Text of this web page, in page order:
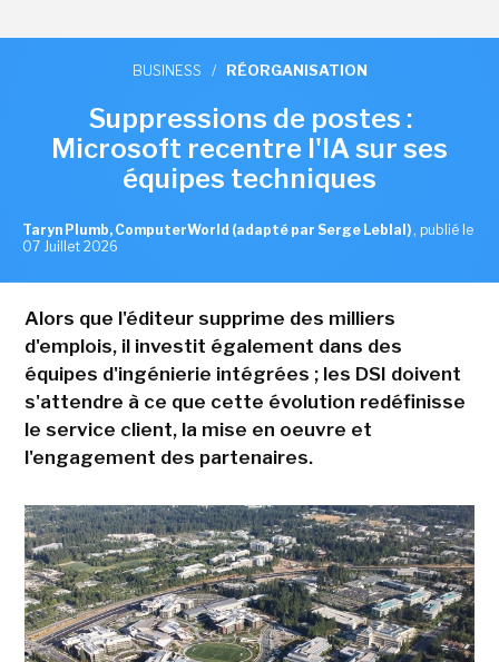
BUSINESS / RÉORGANISATION
Suppressions de postes :
Microsoft recentre l'IA sur ses
équipes techniques
Taryn Plumb, ComputerWorld (adapté par Serge Leblal) , publié le
07 Juillet 2026
Alors que l'éditeur supprime des milliers
d'emplois, il investit également dans des
équipes d'ingénierie intégrées ; les DSI doivent
s'attendre à ce que cette évolution redéfinisse
le service client, la mise en oeuvre et
l'engagement des partenaires.